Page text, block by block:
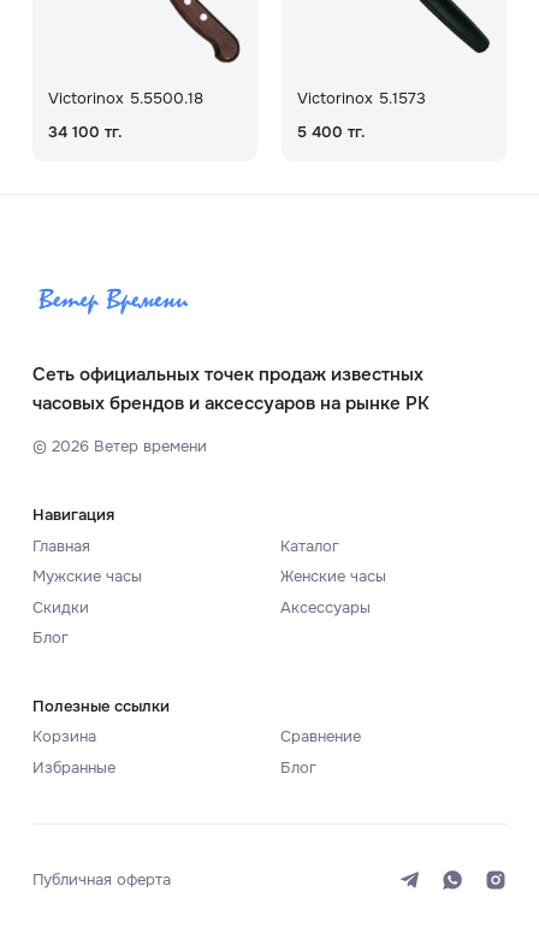
Victorinox 5.5500.18
34 100 тг.
Victorinox 5.1573
5 400 тг.
Сеть официальных точек продаж известных
часовых брендов и аксессуаров на рынке РК
© 2026Ветер времени
Навигация
Главная
Каталог
Мужские часы
Женские часы
Скидки
Аксессуары
Блог
Полезные ссылки
Корзина
Сравнение
Избранные
Блог
Публичная оферта Светлая